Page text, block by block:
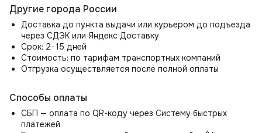
общественных пространств.
Стул Лео отличается продуманными деталями:
Аккуратные швы и трехсекционная спинка добавляют
визуальную глубину.
Закругленные подлокотники и конические ножки
комбинировать кресло с разными стилями интерьера.
Идеально для тех, кто ценит:
Другие города России
Доставка до пункта выдачи или курьером до подъезда
через СДЭК или Яндекс Доставку
Срок: 2−15 дней
Стоимость: по тарифам транспортных компаний
Отгрузка осуществляется после полной оплаты
Способы оплаты
СБП — оплата по QR-коду через Систему быстрых
платежей